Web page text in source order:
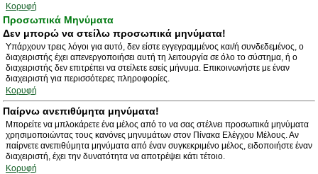
Κορυφή
Προσωπικά Μηνύματα
Δεν μπορώ να στείλω προσωπικά μηνύματα!
Υπάρχουν τρεις λόγοι για αυτό, δεν είστε εγγεγραμμένος και/ή συνδεδεμένος, ο
διαχειριστής έχει απενεργοποιήσει αυτή τη λειτουργία σε όλο το σύστημα, ή ο
διαχειριστής δεν επιτρέπει να στείλετε εσείς μήνυμα. Επικοινωνήστε με έναν
διαχειριστή για περισσότερες πληροφορίες.
Κορυφή
Παίρνω ανεπιθύμητα μηνύματα!
Μπορείτε να μπλοκάρετε ένα μέλος από το να σας στέλνει προσωπικά μηνύματα
χρησιμοποιώντας τους κανόνες μηνυμάτων στον Πίνακα Ελέγχου Μέλους. Αν
παίρνετε ανεπιθύμητα μηνύματα από έναν συγκεκριμένο μέλος, ειδοποιήστε έναν
διαχειριστή, έχει την δυνατότητα να αποτρέψει κάτι τέτοιο.
Κορυφή